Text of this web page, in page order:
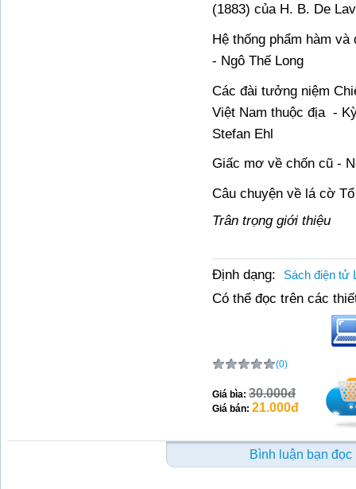
(1883) của H. B. De
Hệ thống phẩm hàm
- Ngô Thế Long
Các đài tưởng niệm
Việt Nam thuộc địa -
Stefan Ehl
Giấc mơ về chốn cũ -
Câu chuyện về lá cờ
Trân trọng giới thiệu
Định dạng: Sách điện tử
Có thể đọc trên các
(0)
Giá bìa: 30.000đ
Giá bán: 21.000đ
Bình luận bạn đọc